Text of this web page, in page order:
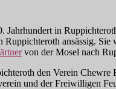
Jahrhundert in
Ruppichteroth ansässig.
von der Mosel nach
den Verein
und der Freiwilligen